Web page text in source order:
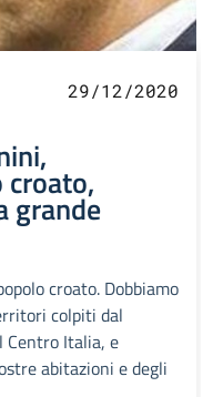
29/12/2020
grande
croato. Dobbiamo
colpiti dal
Centro Italia, e
abitazioni e degli